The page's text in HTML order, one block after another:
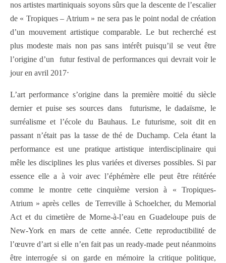
nos artistes martiniquais soyons sûrs que la descente de l’escalier
de « Tropiques – Atrium » ne sera pas le point nodal de création
d’un mouvement artistique comparable. Le but recherché est
plus modeste mais non pas sans intérêt puisqu’il se veut être
l’origine d’un futur festival de performances qui devrait voir le
jour en avril 2017⋅
L’art performance s’origine dans la première moitié du siècle
dernier et puise ses sources dans futurisme, le dadaïsme, le
surréalisme et l’école du Bauhaus. Le futurisme, soit dit en
passant n’était pas la tasse de thé de Duchamp. Cela étant la
performance est une pratique artistique interdisciplinaire qui
mêle les disciplines les plus variées et diverses possibles. Si par
essence elle a à voir avec l’éphémère elle peut être réitérée
comme le montre cette cinquième version à « Tropiques-
Atrium » après celles de Terreville à Schoelcher, du Memorial
Act et du cimetière de Morne-à-l’eau en Guadeloupe puis de
New-York en mars de cette année. Cette reproductibilité de
l’œuvre d’art si elle n’en fait pas un ready-made peut néanmoins
être interrogée si on garde en mémoire la critique politique,